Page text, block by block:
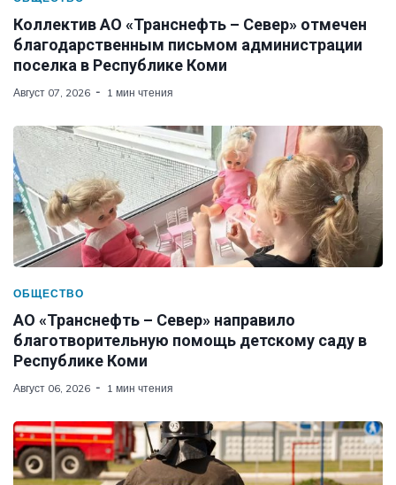
Коллектив АО «Транснефть – Север» отмечен
благодарственным письмом администрации
поселка в Республике Коми
Август 07, 2026 1 мин чтения
ОБЩЕСТВО
АО «Транснефть – Север» направило
благотворительную помощь детскому саду в
Республике Коми
Август 06, 2026 1 мин чтения